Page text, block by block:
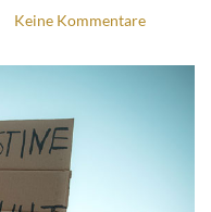
Keine Kommentare